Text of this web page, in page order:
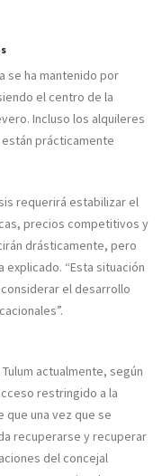
se ha mantenido por
el centro de la
Incluso los alquileres
prácticamente
requerirá estabilizar el
precios competitivos y
drásticamente, pero
“Esta situación
el desarrollo
actualmente, según
restringido a la
que una vez que se
recuperarse y recuperar
del concejal